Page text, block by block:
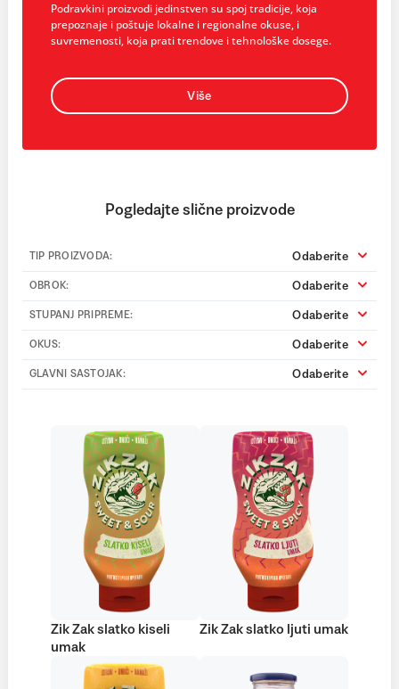
Podravkini proizvodi jedinstven su spoj tradicije, koja
prepoznaje i poštuje lokalne i regionalne okuse, i
suvremenosti, koja prati trendove i tehnološke dosege.
Više
Pogledajte slične proizvode
TIP PROIZVODA: Odaberite
OBROK: Odaberite
STUPANJ PRIPREME: Odaberite
OKUS: Odaberite
GLAVNI SASTOJAK: Odaberite
Zik Zak slatko kiseli
umak
Zik Zak slatko ljuti umak